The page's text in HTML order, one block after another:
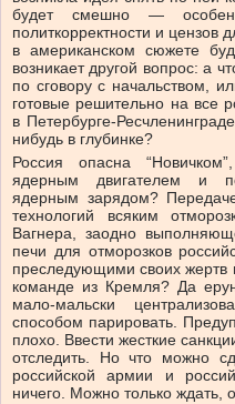
будет смешно —
политкорректности и
в американском сюжете
возникает другой вопрос: а
по сговору с начальством,
готовые решительно на все
в Петербурге-
нибудь в глубинке?
Россия опасна
ядерным двигателем и
ядерным зарядом?
технологий всяким
Вагнера, заодно
печи для отморозков
преследующими своих жертв
команде из Кремля? Да
мало-мальски
способом парировать.
плохо. Ввести жесткие
отследить. Но что можно
российской армии и
ничего. Можно только ждать,